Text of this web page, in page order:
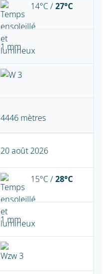
14°C /27°C
1 mm
4446 mètres
20 août 2026
15°C /28°C
1 mm